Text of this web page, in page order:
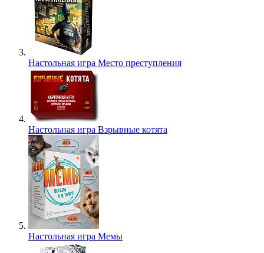
Настольная игра Место преступления
Настольная игра Взрывные котята
Настольная игра Мемы